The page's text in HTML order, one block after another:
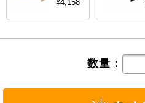
¥4,158
数量：